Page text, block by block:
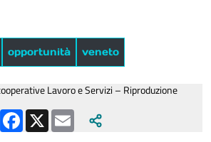
opportunità veneto
Lavoro e Servizi – Riproduzione
Facebook
X Email